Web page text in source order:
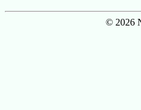
© 2026